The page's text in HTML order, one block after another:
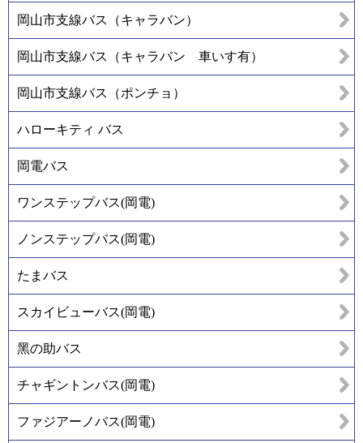
岡山市支線バス（キャラバン）
岡山市支線バス（キャラバン 車いす有）
岡山市支線バス（ポンチョ）
ハローキティ バス
岡電バス
ワンステップバス(岡電)
ノンステップバス(岡電)
たまバス
スカイビューバス(岡電)
黑の助バス
チャギントンバス(岡電)
ファジアーノバス(岡電)